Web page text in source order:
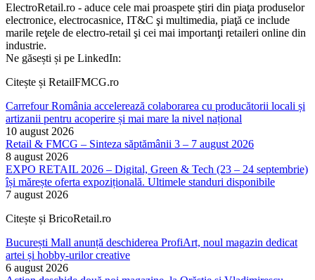
ElectroRetail.ro - aduce cele mai proaspete ştiri din piaţa produselor
electronice, electrocasnice, IT&C şi multimedia, piaţă ce include
marile reţele de electro-retail şi cei mai importanţi retaileri online din
industrie.
Ne găsești și pe LinkedIn:
Citește și RetailFMCG.ro
Carrefour România accelerează colaborarea cu producătorii locali și
artizanii pentru acoperire și mai mare la nivel național
10 august 2026
Retail & FMCG – Sinteza săptămânii 3 – 7 august 2026
8 august 2026
EXPO RETAIL 2026 – Digital, Green & Tech (23 – 24 septembrie)
își mărește oferta expozițională. Ultimele standuri disponibile
7 august 2026
Citește și BricoRetail.ro
București Mall anunță deschiderea ProfiArt, noul magazin dedicat
artei și hobby-urilor creative
6 august 2026